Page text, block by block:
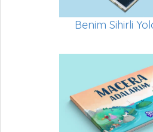
Benim Sihirli